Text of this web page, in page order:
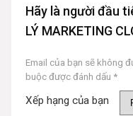
Hãy là người đầu
LÝ MARKETING
Email của bạn sẽ không
buộc được đánh dấu *
Xếp hạng của bạn